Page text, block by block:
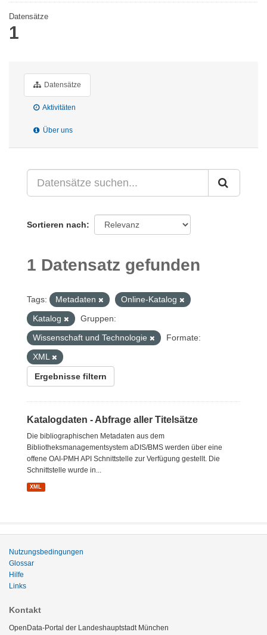
Datensätze
1
Datensätze
Aktivitäten
Über uns
Sortieren nach
1 Datensatz gefunden
Tags: Metadaten
Online-Katalog
Katalog
Gruppen:
Wissenschaft und Technologie
Formate:
XML
Ergebnisse filtern
Katalogdaten - Abfrage aller Titelsätze
Die bibliographischen Metadaten aus dem
Bibliotheksmanagementsystem aDIS/BMS werden über eine
offene OAI-PMH API Schnittstelle zur Verfügung gestellt. Die
Schnittstelle wurde in...
XML
Nutzungsbedingungen
Glossar
Hilfe
Links
Kontakt
OpenData-Portal der Landeshauptstadt München